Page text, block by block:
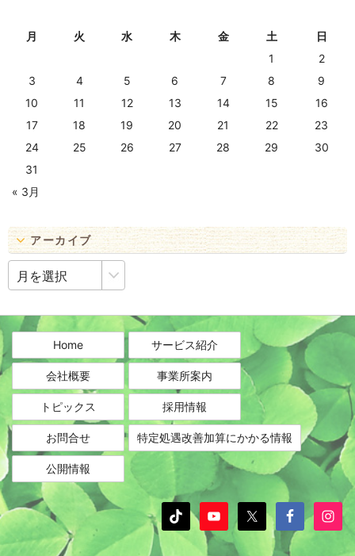
月 火 水 木 金 土
日
1
2
3
4 5 6 7 8
9
10
11 12 13 14 15
16
17
18 19 20 21 22
23
24
25 26 27 28 29
30
31
« 3月
アーカイブ
ア
ー
カ
ブ
Home
サービス紹介
会社概要 事業所案内
トピックス 採用情報
お問合せ 特定処遇改善加算にかかる情報
公開情報